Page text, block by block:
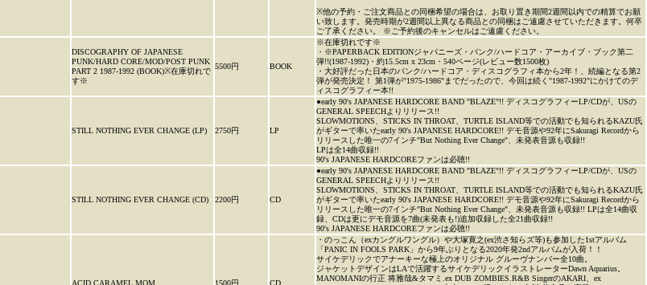
※他の予約・ご注文商品との同梱希望の場合は、お取り置き期間2週間以内での精算でお願
い致します。発売時期が2週間以上異なる商品との同梱はご遠慮させていただきます。何卒
ご了承ください。 ※ご予約後のキャンセルはご遠慮ください。
DISCOGRAPHY OF JAPANESE
PUNK/HARD CORE/MOD/POST PUNK
PART 2 1987-1992 (BOOK)※在庫切れで
す※
5500円 BOOK
※在庫切れです※
・※PAPERBACK EDITIONジャパニーズ・パンク/ハードコア・アーカイブ・ブック第二
弾!!(1987-1992)・約15.5cm x 23cm・540ページ(レビュー数1500枚)
・大好評だった日本のパンク/ハードコア・ディスコグラフィ本から2年！、続編となる第2
弾が発売決定！ 第1弾が"1975-1986"までだったので、今回は続く"1987-1992"にかけてのデ
ィスコグラフィー本!!
STILL NOTHING EVER CHANGE (LP) 2750円 LP
●early 90's JAPANESE HARDCORE BAND "BLAZE"!! ディスコグラフィーLP/CDが、USの
GENERAL SPEECHよりリリース!!
SLOWMOTIONS、STICKS IN THROAT、TURTLE ISLAND等での活動でも知られるKAZU氏
がギターで率いたearly 90's JAPANESE HARDCORE!! デモ音源や92年にSakuragi Recordから
リリースした唯一の7インチ"But Nothing Ever Change"、未発表音源も収録!!
LPは全14曲収録!!
90's JAPANESE HARDCOREファンは必聴!!
STILL NOTHING EVER CHANGE (CD) 2200円 CD
●early 90's JAPANESE HARDCORE BAND "BLAZE"!! ディスコグラフィーLP/CDが、USの
GENERAL SPEECHよりリリース!!
SLOWMOTIONS、STICKS IN THROAT、TURTLE ISLAND等での活動でも知られるKAZU氏
がギターで率いたearly 90's JAPANESE HARDCORE!! デモ音源や92年にSakuragi Recordから
リリースした唯一の7インチ"But Nothing Ever Change"、未発表音源も収録!! LPは全14曲収
録、CDは更にデモ音源を7曲(未発表も!)追加収録した全21曲収録!!
90's JAPANESE HARDCOREファンは必聴!!
ACID CARAMEL MOM 1500円 CD
・のっこん（exカングルワングル）や大塚寛之(ex渋さ知らズ等)も参加した1stアルバム
「PANIC IN FOOLS PARK」から9年ぶりとなる2020年発2ndアルバムが入荷！！
サイケデリックでアナーキーな極上のオリジナル グルーヴナンバー全10曲。
ジャケットデザインはLAで活躍するサイケデリックイラストレーターDawn Aquarius。
MANOMANIの行正 将雅哉&タマミ.ex DUB ZOMBIES.R&B SingerのAKARI、ex